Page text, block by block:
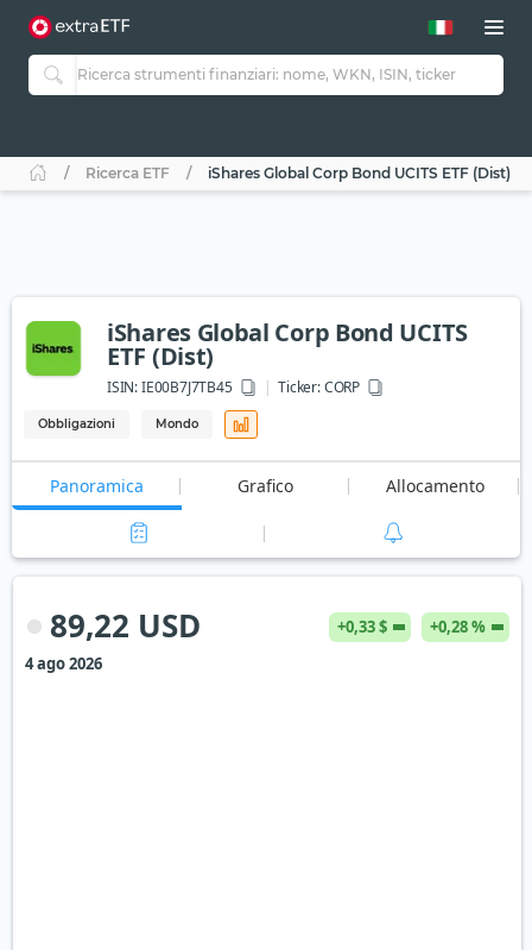
Ricerca ETF iShares Global Corp Bond UCITS ETF (Dist)
iShares Global Corp Bond UCITS
ETF (Dist)
ISIN:IE00B7J7TB45 Ticker:CORP
Obbligazioni Mondo
Panoramica Grafico Allocamento
89,22 USD +0,33 $
+0,28 %
4 ago 2026